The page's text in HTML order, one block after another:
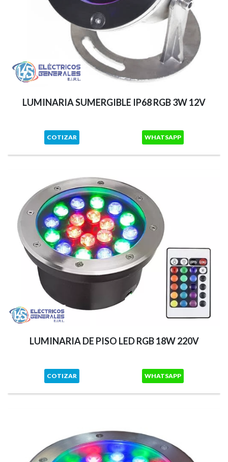
LUMINARIA SUMERGIBLE IP68 RGB 3W 12V
COTIZAR WHATSAPP
LUMINARIA DE PISO LED RGB 18W 220V
COTIZAR WHATSAPP